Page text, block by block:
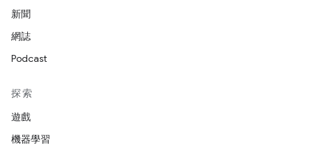
新聞
網誌
Podcast
探索
遊戲
機器學習